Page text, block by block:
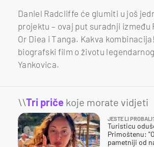
Daniel Radcliffe će glumiti u još
projektu – ovaj put suradnji između
Or Diea i Tanga. Kakva
biografski film o životu
Yankovica.
\\Tri priče koje morate vidjeti
JESTE LI
Turisticu
Primoštenu:
pametniji od